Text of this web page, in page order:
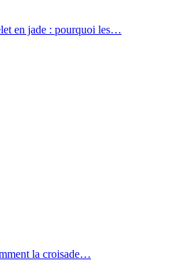
en jade : pourquoi les…
la croisade…